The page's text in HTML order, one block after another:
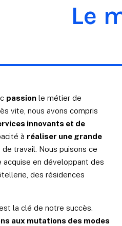
Le
passion le métier de
vite, nous avons compris
innovants et de
à réaliser une grande
travail. Nous puisons ce
acquise en développant des
des résidences
la clé de notre succès.
aux mutations des modes